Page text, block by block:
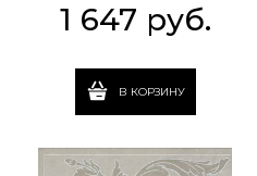
1 647 руб.
В КОРЗИНУ